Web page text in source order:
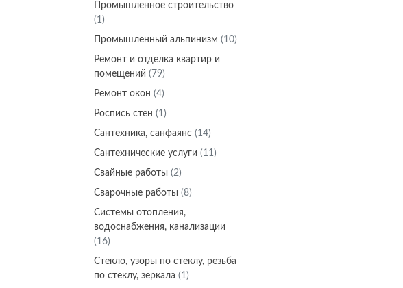
Промышленное строительство
(1)
Промышленный альпинизм (10)
Ремонт и отделка квартир и
помещений (79)
Ремонт окон (4)
Роспись стен (1)
Сантехника, санфаянс (14)
Сантехнические услуги (11)
Свайные работы (2)
Сварочные работы (8)
Системы отопления,
водоснабжения, канализации
(16)
Стекло, узоры по стеклу, резьба
по стеклу, зеркала (1)